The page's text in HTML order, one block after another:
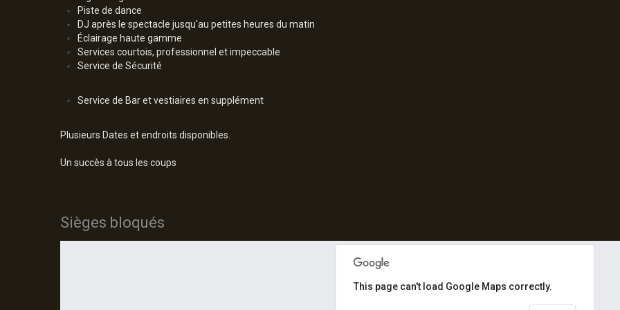
Piste de dance
DJ après le spectacle jusqu'au petites heures du matin
Éclairage haute gamme
Services courtois, professionnel et impeccable
Service de Sécurité
Service de Bar et vestiaires en supplément
Plusieurs Dates et endroits disponibles.
Un succès à tous les coups
Sièges bloqués
This page can't load Google Maps correctly.